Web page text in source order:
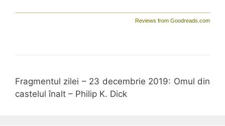
Reviews from Goodreads.com
Fragmentul zilei – 23 decembrie 2019: Omul din
castelul înalt – Philip K. Dick